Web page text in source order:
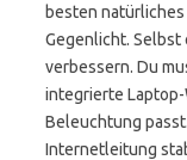
besten
Gegenlicht. Selbst
verbessern. Du
integrierte Laptop-
Beleuchtung
Internetleitung